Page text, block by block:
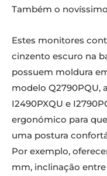
Também o
Estes monitores
cinzento escuro na
possuem moldura
modelo Q2790PQU,
I2490PXQU e
ergonómico para
uma postura
Por exemplo,
mm, inclinação entre